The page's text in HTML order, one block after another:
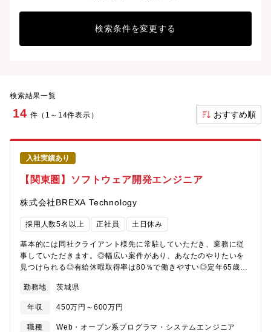
検索条件を変更する
検索結果一覧
14 件（1～14件表示） おすすめ順
入社実績あり
【関東圏】ソフトウェア開発エンジニア
株式会社BREXA Technology
採用人数5名以上 正社員 土日休み
基本的には同社クライアント様先に常駐していただき、業務に従
事していただきます。◎幅広い案件があり、あなたのやりたいを
見つけられる◎有給休暇取得率は80％で働きやすい◎定年65歳ま
めていきたい！そんなあなたにピッタリです。電力・鉄道・道
路・上下水道・エネルギーなど社会インフラを支える監視制御シ
ステムをはじめ、自動車・医療・物流領域の生産管理システム、
化学・薬品・上下水分野の計測制御システムなど多様なシステム
勤務地 茨城県
年収 450万円～600万円
職種
Web・オープン系プログラマ・システムエンジニア